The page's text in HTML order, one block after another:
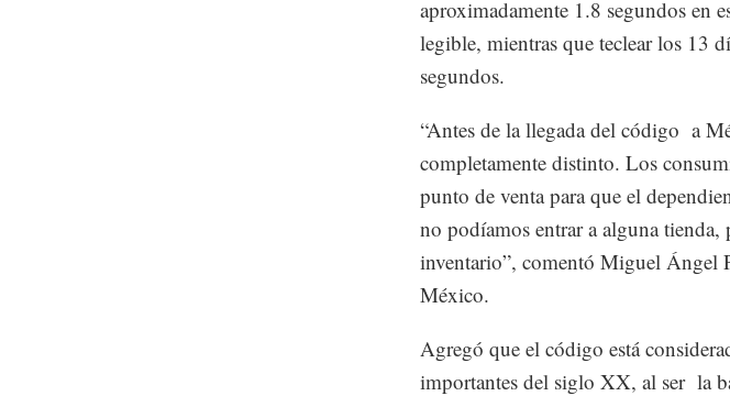
aproximadamente 1.8 segundos en
legible, mientras que teclear los 13
segundos.
“Antes de la llegada del código a
completamente distinto. Los
punto de venta para que el
no podíamos entrar a alguna tienda,
inventario”, comentó Miguel Ángel
México.
Agregó que el código está
importantes del siglo XX, al ser la